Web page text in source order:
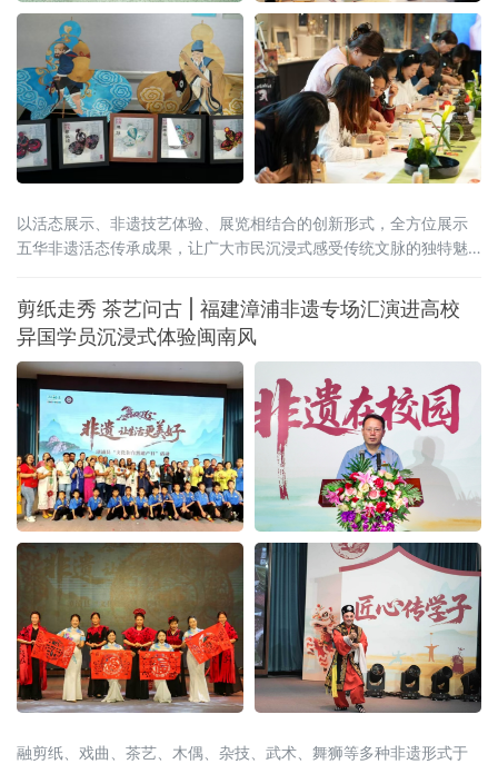
以活态展示、非遗技艺体验、展览相结合的创新形式，全方位展示
五华非遗活态传承成果，让广大市民沉浸式感受传统文脉的独特魅
剪纸走秀 茶艺问古 | 福建漳浦非遗专场汇演进高校
异国学员沉浸式体验闽南风
融剪纸、戏曲、茶艺、木偶、杂技、武术、舞狮等多种非遗形式于